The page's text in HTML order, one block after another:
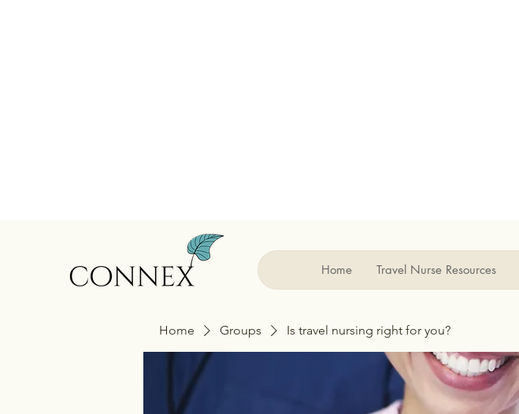
Home Travel Nurse Resources
Home Groups Is travel nursing right for you?